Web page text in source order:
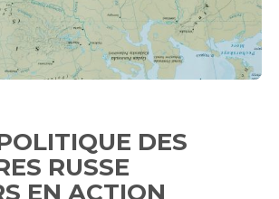
DES
RUSSE
EN ACTION